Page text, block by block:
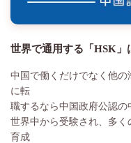
世界で通用する「HSK」
中国で働くだけでなく他
に転
職するなら中国政府公認の
世界中から受験され、多く
育成